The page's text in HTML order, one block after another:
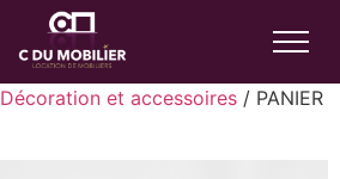
Décoration et accessoires / PANIER